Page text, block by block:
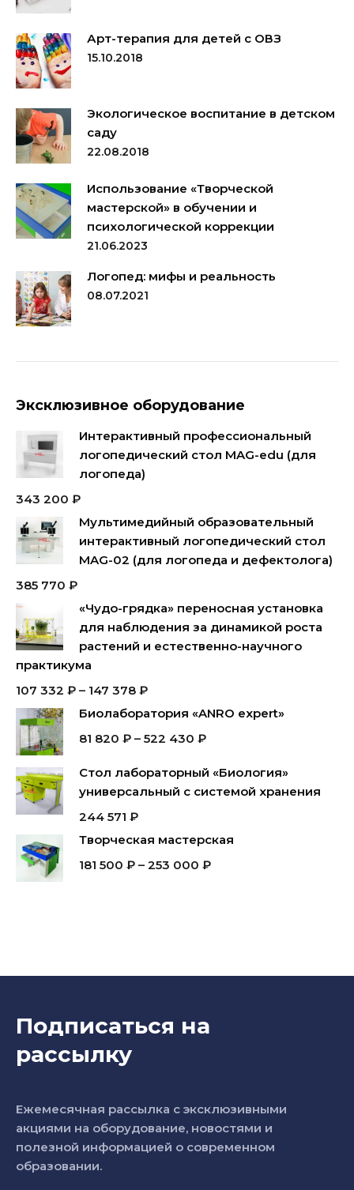
Арт-терапия для детей с ОВЗ
15.10.2018
Экологическое воспитание в детском
саду
22.08.2018
Использование «Творческой
мастерской» в обучении и
психологической коррекции
21.06.2023
Логопед: мифы и реальность
08.07.2021
Эксклюзивное оборудование
Интерактивный профессиональный
логопедический стол MAG-edu (для
логопеда)
343 200 ₽
Мультимедийный образовательный
интерактивный логопедический стол
MAG-02 (для логопеда и дефектолога)
385 770 ₽
«Чудо-грядка» переносная установка
для наблюдения за динамикой роста
растений и естественно-научного
практикума
107 332 ₽ – 147 378 ₽
Биолаборатория «ANRO expert»
81 820 ₽ – 522 430 ₽
Стол лабораторный «Биология»
универсальный с системой хранения
244 571 ₽
Творческая мастерская
181 500 ₽ – 253 000 ₽
Подписаться на
рассылку
Ежемесячная рассылка с эксклюзивными
акциями на оборудование, новостями и
полезной информацией о современном
образовании.